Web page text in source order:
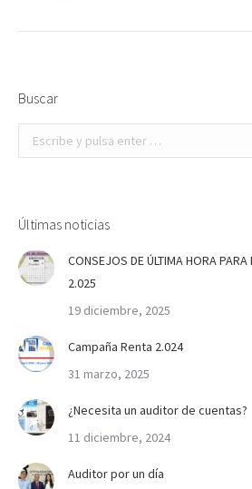
Buscar
Buscar:
Últimas noticias
CONSEJOS DE ÚLTIMA HORA PARA
2.025
19 diciembre, 2025
Campaña Renta 2.024
31 marzo, 2025
¿Necesita un auditor de cuentas?
11 diciembre, 2024
Auditor por un día